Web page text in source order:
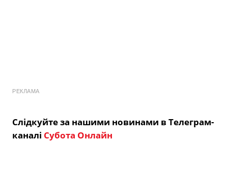
РЕКЛАМА
Слідкуйте за нашими новинами в Телеграм-
каналі Субота Онлайн